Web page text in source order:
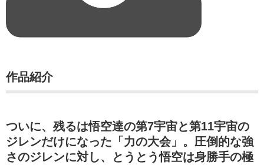
作品紹介
ついに、残るは悟空達の第7宇宙と第11宇宙の
ジレンだけになった「力の大会」。圧倒的な強
さのジレンに対し、とうとう悟空は身勝手の極